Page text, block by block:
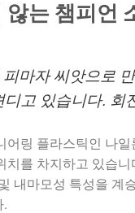
않는 챔피언
피마자 씨앗으로
디고 있습니다. 회
어링 플라스틱인 나
치를 차지하고 있습
내마모성 특성을 계
.